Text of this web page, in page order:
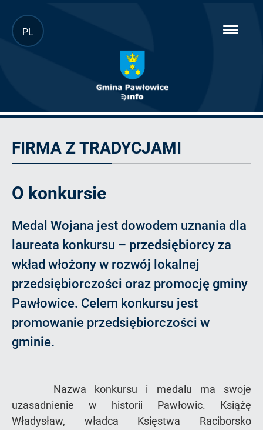
Przejdź
do
PL
FIRMA Z TRADYCJAMI
O konkursie
Medal Wojana jest dowodem uznania dla
laureata konkursu – przedsiębiorcy za
wkład włożony w rozwój lokalnej
przedsiębiorczości oraz promocję gminy
Pawłowice. Celem konkursu jest
promowanie przedsiębiorczości w
gminie.
Nazwa konkursu i medalu ma swoje
uzasadnienie w historii Pawłowic. Książę
Władysław, władca Księstwa Raciborsko